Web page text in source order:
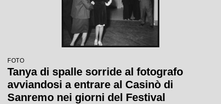
FOTO
Tanya di spalle sorride al fotografo
avviandosi a entrare al Casinò di
Sanremo nei giorni del Festival